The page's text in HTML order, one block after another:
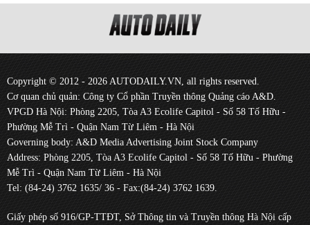
Copyright © 2012 - 2026 AUTODAILY.VN, all rights reserved.
Cơ quan chủ quản: Công ty Cổ phần Truyền thông Quảng cáo A&D.
VPGD Hà Nội: Phòng 2205, Tòa A3 Ecolife Capitol - Số 58 Tố Hữu -
Phường Mễ Trì - Quận Nam Từ Liêm - Hà Nội
Governing body: A&D Media Advertising Joint Stock Company
Address: Phòng 2205, Tòa A3 Ecolife Capitol - Số 58 Tố Hữu - Phường
Mễ Trì - Quận Nam Từ Liêm - Hà Nội
Tel: (84-24) 3762 1635/ 36 - Fax:(84-24) 3762 1639.
Giấy phép số 916/GP-TTĐT, Sở Thông tin và Truyền thông Hà Nội cấp